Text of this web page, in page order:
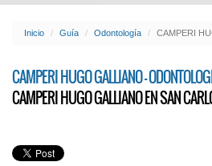
Inicio Guía Odontología CAMPERI
CAMPERI HUGO GALLIANO -
CAMPERI HUGO GALLIANO EN SAN